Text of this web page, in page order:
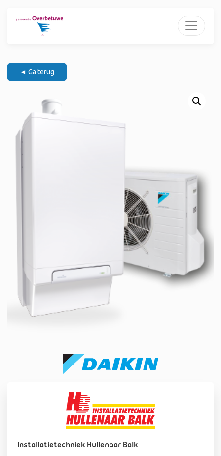
◄ Ga terug
Installatietechniek Hullenaar Balk